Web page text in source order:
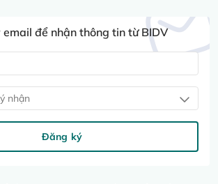
để nhận thông tin từ BIDV
nhận
Đăng ký